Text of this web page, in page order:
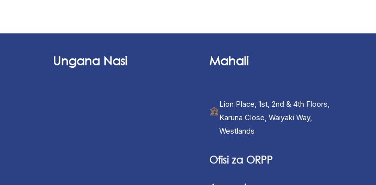
Ungana Nasi Mahali
Lion Place, 1st, 2nd & 4th Floors,
Karuna Close, Waiyaki Way,
Westlands
Ofisi za ORPP